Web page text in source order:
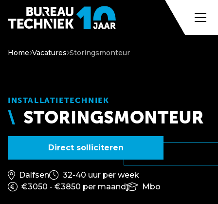
Home Vacatures Storingsmonteur
INSTALLATIETECHNIEK
STORINGSMONTEUR
Direct solliciteren
Dalfsen
32-40 uur per week
€3050 - €3850 per maand
Mbo